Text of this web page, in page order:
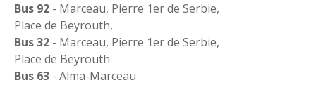
Bus 92 - Marceau, Pierre 1er de Serbie,
Place de Beyrouth,
Bus 32 - Marceau, Pierre 1er de Serbie,
Place de Beyrouth
Bus 63 - Alma-Marceau